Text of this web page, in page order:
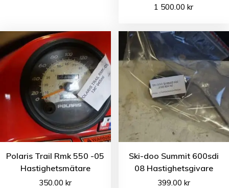
1 500.00kr
Polaris Trail Rmk 550 -05
Hastighetsmätare
350.00kr
Ski-doo Summit 600sdi
08 Hastighetsgivare
399.00 kr